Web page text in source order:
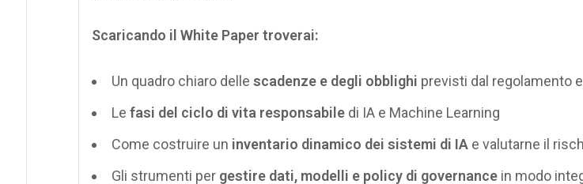
Scaricando il White Paper troverai:
Un quadro chiaro delle scadenze e degli obblighi previsti dal regolamento
Le fasi del ciclo di vita responsabiledi IA e Machine Learning
Come costruire un inventario dinamico dei sistemi di IAe valutarne il
Gli strumenti per gestire dati, modelli e policy di governancein modo